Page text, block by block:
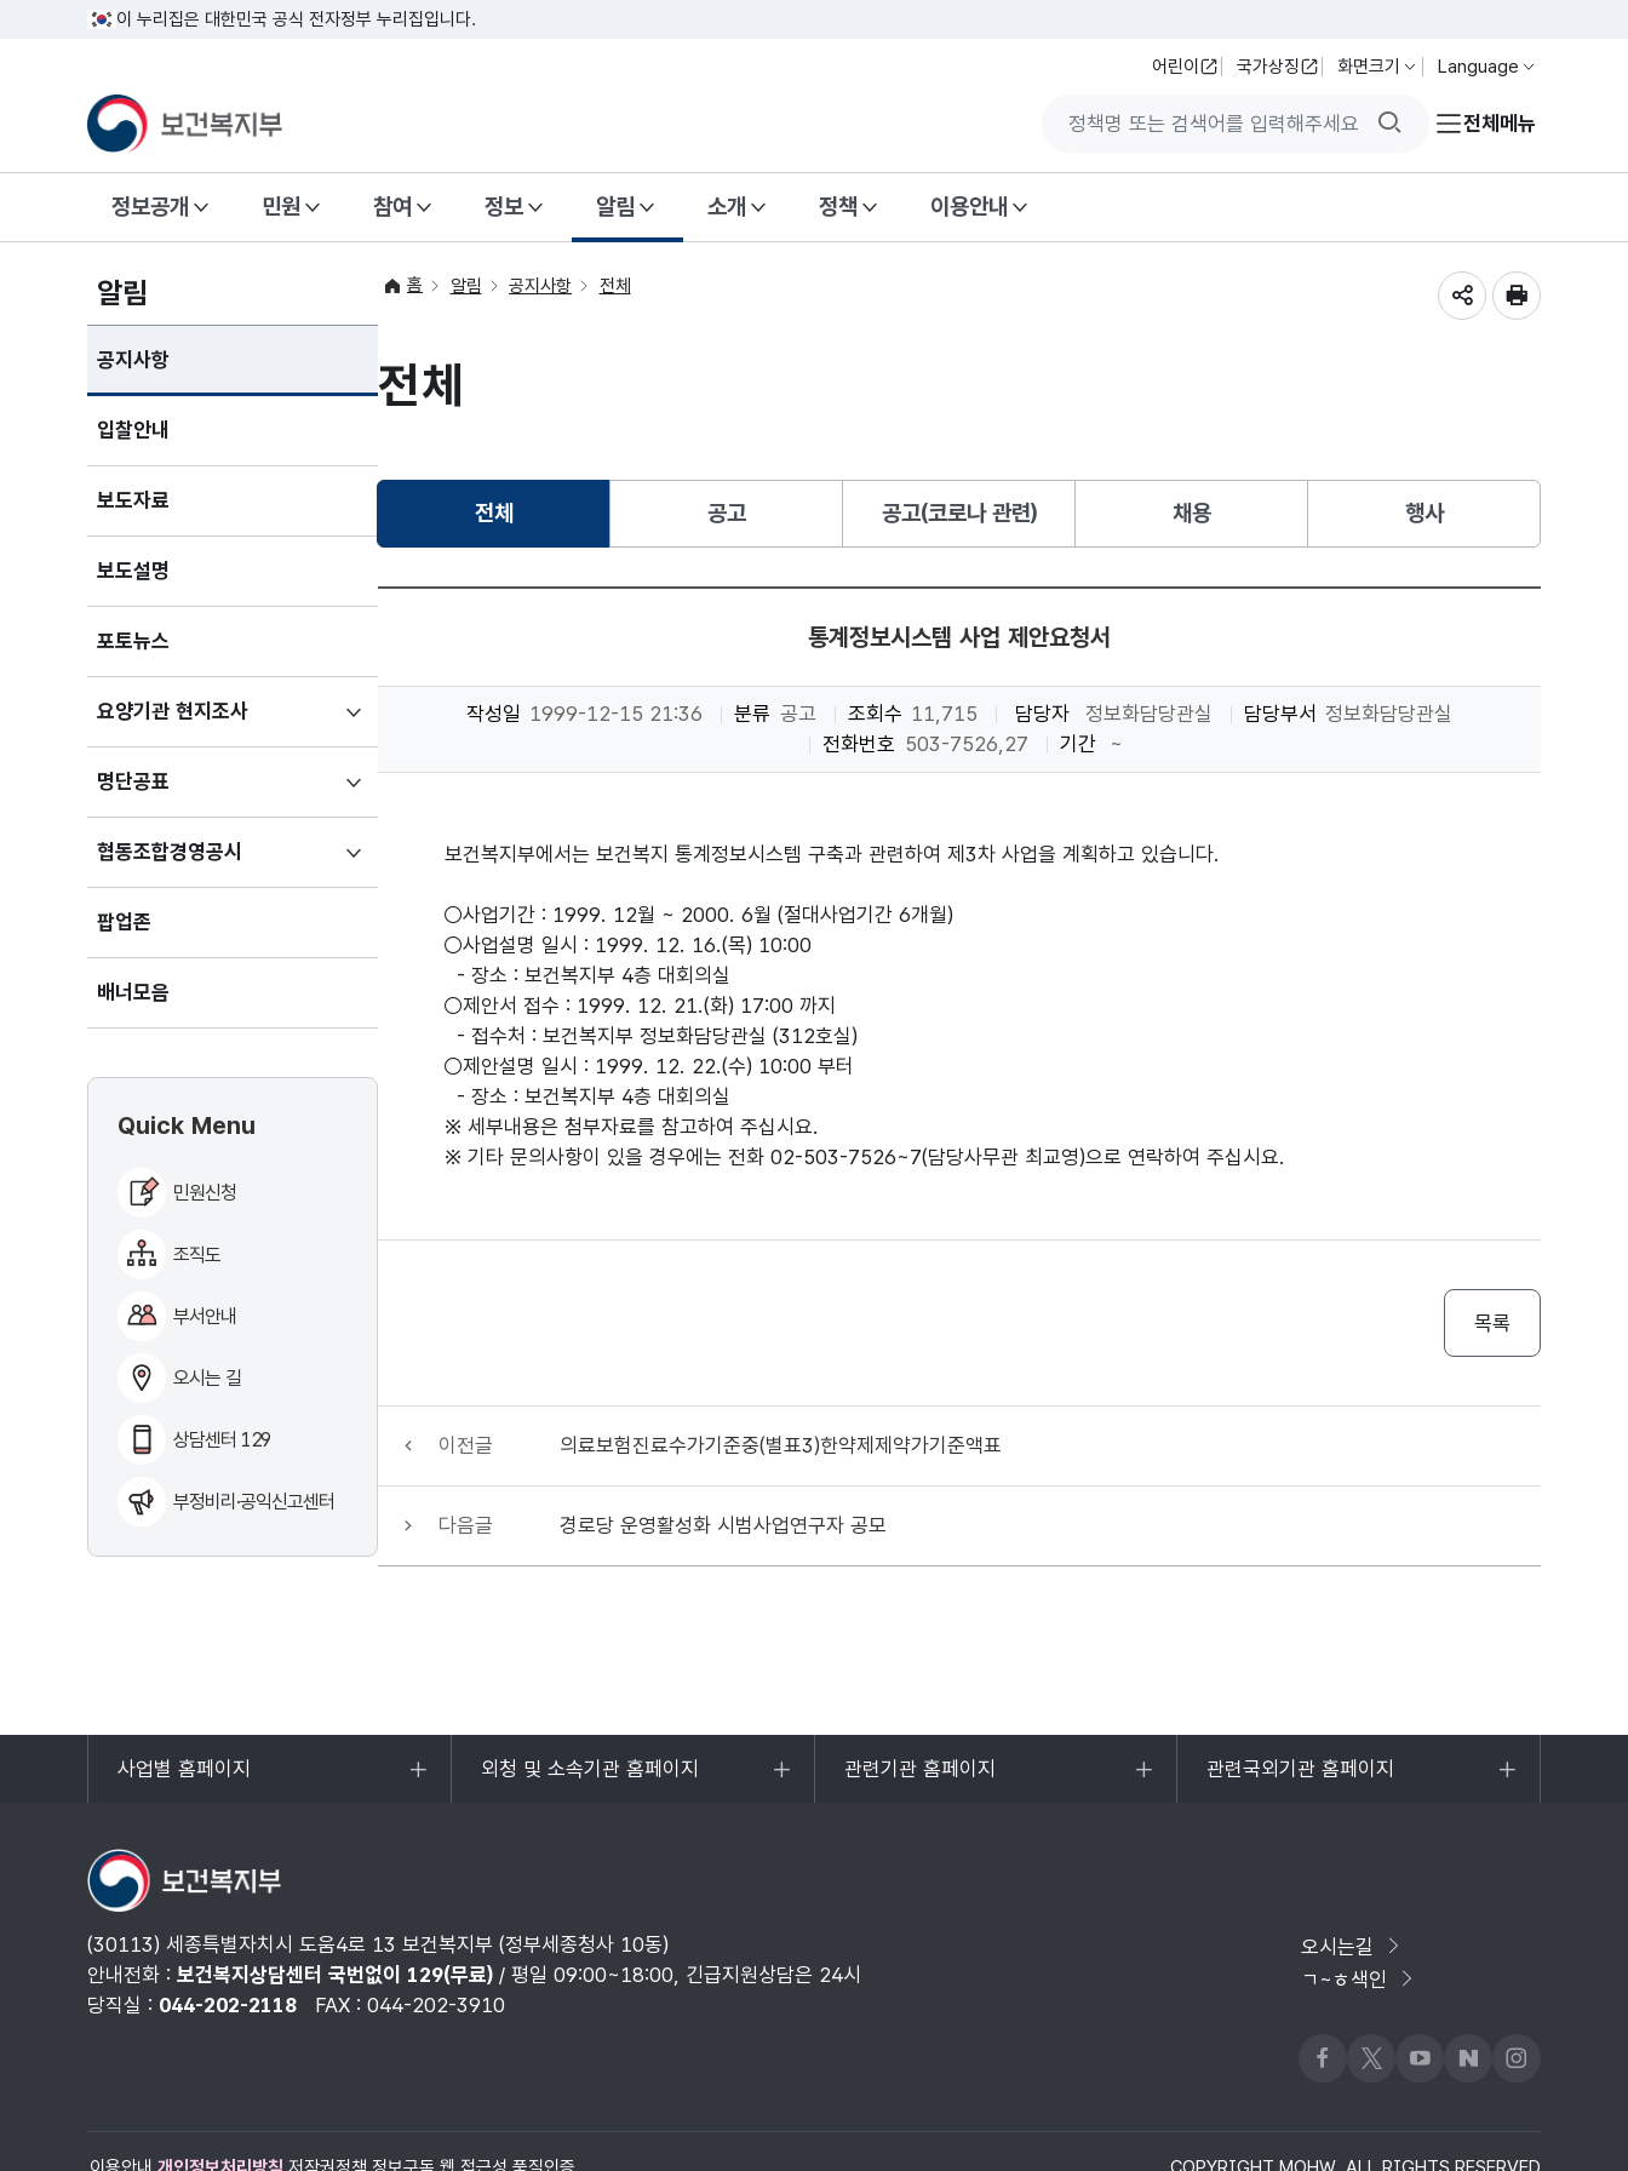
이 누리집은 대한민국 공식 전자정부 누리집입니다.
어린이 국가상징 화면크기 Language
검색버튼전체메뉴
정보공개 민원 참여 정보 알림 소개 정책 이용안내
알림
공지사항
입찰안내
보도자료
보도설명
포토뉴스
요양기관 현지조사하위메뉴
펼치기
명단공표
펼치기
협동조합경영공시
펼치기
팝업존
배너모음
Quick Menu
민원신청
조직도
부서안내
오시는 길
상담센터 129
부정비리·공익신고센터
홈 알림 공지사항 전체
전체
전체선택됨 공고 공고(코로나 관련) 채용 행사
통계정보시스템 사업 제안요청서
작성일 1999-12-15 21:36 분류 공고 조회수 11,715 담당자 정보화담당관실 담당부서 정보화담당관실
전화번호 503-7526,27 기간 ~
보건복지부에서는 보건복지 통계정보시스템 구축과 관련하여 제3차 사업을 계획하고 있습니다.
○사업기간 : 1999. 12월 ~ 2000. 6월 (절대사업기간 6개월)
○사업설명 일시 : 1999. 12. 16.(목) 10:00
- 장소 : 보건복지부 4층 대회의실
○제안서 접수 : 1999. 12. 21.(화) 17:00 까지
- 접수처 : 보건복지부 정보화담당관실 (312호실)
○제안설명 일시 : 1999. 12. 22.(수) 10:00 부터
- 장소 : 보건복지부 4층 대회의실
※ 세부내용은 첨부자료를 참고하여 주십시요.
※ 기타 문의사항이 있을 경우에는 전화 02-503-7526~7(담당사무관 최교영)으로 연락하여 주십시요.
목록
이전글 의료보험진료수가기준중(별표3)한약제제약가기준액표
다음글 경로당 운영활성화 시범사업연구자 공모
사업별 홈페이지
목록
외청 및 소속기관 홈페이지
목록
관련기관 홈페이지
목록
관련국외기관 홈페이지
목록
(30113) 세종특별자치시 도움4로 13 보건복지부 (정부세종청사 10동)
안내전화 : 보건복지상담센터 국번없이 129(무료) / 평일 09:00~18:00, 긴급지원상담은 24시
당직실 : 044-202-2118 FAX : 044-202-3910
오시는길
ㄱ~ㅎ색인
페이스북
x 유튜브네이버블로그
인스타그램